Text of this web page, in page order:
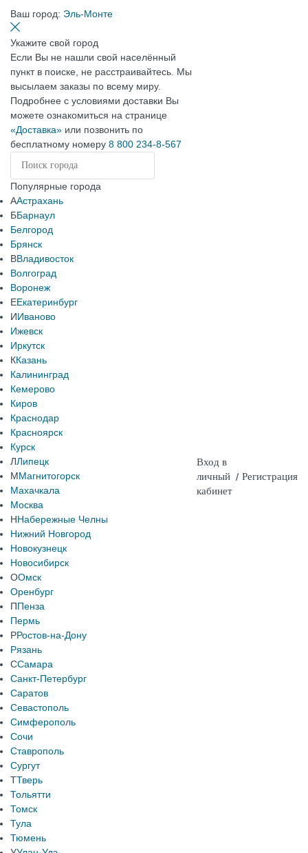
Ваш город: Эль-Монте
Укажите свой город
Если Вы не нашли свой населённый
пункт в поиске, не расстраивайтесь. Мы
высылаем заказы по всему миру.
Подробнее с условиями доставки Вы
можете ознакомиться на странице
«Доставка» или позвонить по
бесплатному номеру 8 800 234-8-567
Популярные города
ААстрахань
ББарнаул
Белгород
Брянск
ВВладивосток
Волгоград
Воронеж
ЕЕкатеринбург
ИИваново
Ижевск
Иркутск
ККазань
Калининград
Кемерово
Киров
Краснодар
Красноярск
Курск
ЛЛипецк
ММагнитогорск
Махачкала
Москва
ННабережные Челны
Нижний Новгород
Новокузнецк
Новосибирск
ООмск
Оренбург
ППенза
Пермь
РРостов-на-Дону
Рязань
ССамара
Санкт-Петербург
Саратов
Севастополь
Симферополь
Сочи
Ставрополь
Сургут
ТТверь
Тольятти
Томск
Тула
Тюмень
Вход в
личный
кабинет
/ Регистрация